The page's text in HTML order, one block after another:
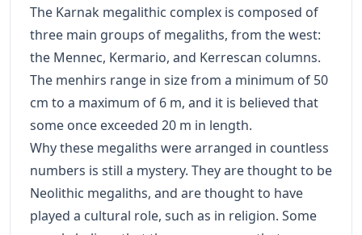
The Karnak megalithic complex is composed of
three main groups of megaliths, from the west:
the Mennec, Kermario, and Kerrescan columns.
The menhirs range in size from a minimum of 50
cm to a maximum of 6 m, and it is believed that
some once exceeded 20 m in length.
Why these megaliths were arranged in countless
numbers is still a mystery. They are thought to be
Neolithic megaliths, and are thought to have
played a cultural role, such as in religion. Some